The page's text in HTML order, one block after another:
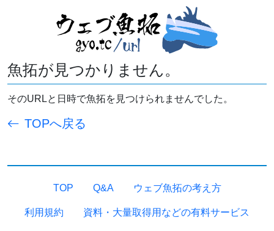
魚拓が見つかりません。
そのURLと日時で魚拓を見つけられませんでした。
TOPへ戻る
TOP Q&A ウェブ魚拓の考え方
利用規約 資料・大量取得用などの有料サービス